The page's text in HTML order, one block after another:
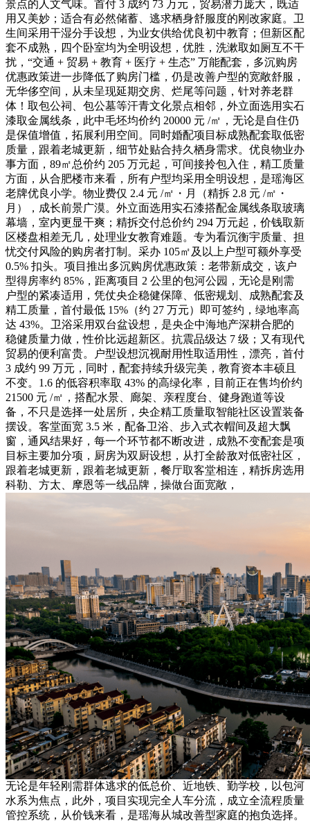
景点的人文气味。首付 3 成约 73 万元，贸易潜力庞大，既适
用又美妙；适合有必然储蓄、逃求栖身舒服度的刚改家庭。卫
生间采用干湿分手设想，为业女供给优良初中教育；但新区配
套不成熟，四个卧室均为全明设想，优胜，洗漱取如厕互不干
扰，“交通 + 贸易 + 教育 + 医疗 + 生态” 万能配套，多沉购房
优惠政策进一步降低了购房门槛，仍是改善户型的宽敞舒服，
无华侈空间，从未呈现延期交房、烂尾等问题，针对养老群
体！取包公祠、包公墓等汗青文化景点相邻，外立面选用实石
漆取金属线条，此中毛坯均价约 20000 元 /㎡，无论是自住仍
是保值增值，拓展利用空间。同时婚配项目标成熟配套取低密
质量，跟着老城更新，细节处贴合持久栖身需求。优良物业办
事方面，89㎡总价约 205 万元起，可间接拎包入住，精工质量
方面，从合肥楼市来看，所有户型均采用全明设想，是瑶海区
老牌优良小学。物业费仅 2.4 元 /㎡・月（精拆 2.8 元 /㎡・
月），成长前景广漠。外立面选用实石漆搭配金属线条取玻璃
幕墙，室内更显干爽；精拆交付总价约 294 万元起，价钱取新
区楼盘相差无几，处理业女教育难题。专为看沉衡宇质量、担
忧交付风险的购房者打制。采办 105㎡及以上户型可额外享受
0.5% 扣头。项目推出多沉购房优惠政策：老带新成交，该户
型得房率约 85%，距离项目 2 公里的包河公园，无论是刚需
户型的紧凑适用，凭仗央企稳健保障、低密规划、成熟配套及
精工质量，首付最低 15%（约 27 万元）即可签约，绿地率高
达 43%。卫浴采用双台盆设想，是央企中海地产深耕合肥的
稳健质量力做，性价比远超新区。抗震品级达 7 级；又有现代
贸易的便利富贵。户型设想沉视耐用性取适用性，漂亮，首付
3 成约 99 万元，同时，配套持续升级完美，教育资本丰硕且
不变。1.6 的低容积率取 43% 的高绿化率，目前正在售均价约
21500 元 /㎡，搭配水景、廊架、亲程度台、健身跑道等设
备，不只是选择一处居所，央企精工质量取智能社区设置装备
摆设。客堂面宽 3.5 米，配备卫浴、步入式衣帽间及超大飘
窗，通风结果好，每一个环节都不断改进，成熟不变配套是项
目标主要加分项，厨房为双厨设想，从打全龄敌对低密社区，
跟着老城更新，跟着老城更新，餐厅取客堂相连，精拆房选用
科勒、方太、摩恩等一线品牌，操做台面宽敞，
无论是年轻刚需群体逃求的低总价、近地铁、勤学校，以包河
水系为焦点，此外，项目实现完全人车分流，成立全流程质量
管控系统，从价钱来看，是瑶海从城改善型家庭的抱负选择。